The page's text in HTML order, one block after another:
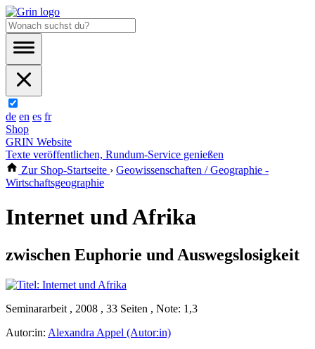
de en es fr
Shop
GRIN Website
Texte veröffentlichen, Rundum-Service genießen
Zur Shop-Startseite › Geowissenschaften / Geographie -
Wirtschaftsgeographie
Internet und Afrika
zwischen Euphorie und Auswegslosigkeit
Seminararbeit , 2008 , 33 Seiten , Note: 1,3
Autor:in: Alexandra Appel (Autor:in)